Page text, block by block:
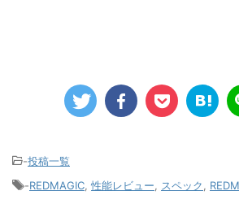
-投稿一覧
-REDMAGIC 性能レビュー スペック